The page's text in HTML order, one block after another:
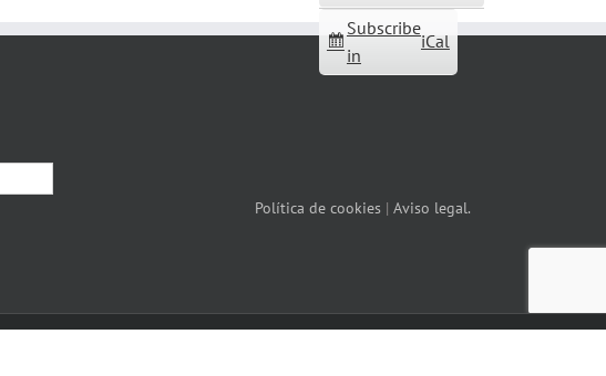
Subscribe
in
iCal
Política de cookies | Aviso legal.